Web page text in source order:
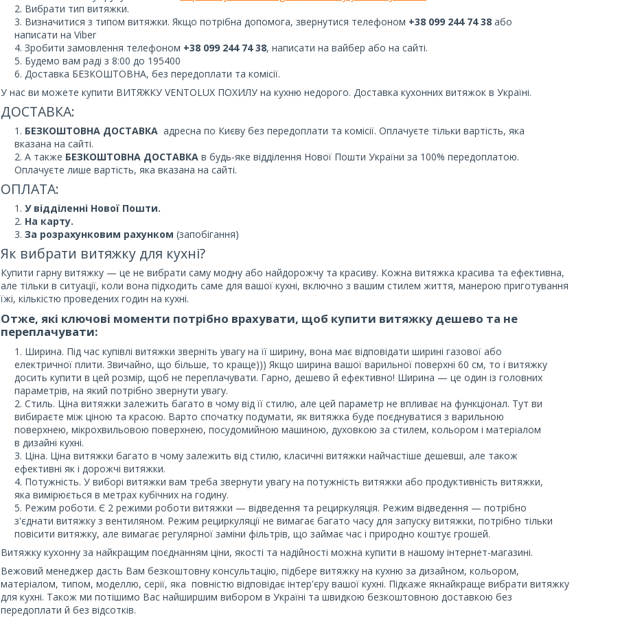
Вибрати тип витяжки.
Визначитися з типом витяжки. Якщо потрібна допомога, звернутися телефоном +38 099 244 74 38 або
написати на Viber
Зробити замовлення телефоном +38 099 244 74 38, написати на вайбер або на сайті.
Будемо вам раді з 8:00 до 195400
Доставка БЕЗКОШТОВНА, без передоплати та комісії.
У нас ви можете купити ВИТЯЖКУ VENTOLUX ПОХИЛУ на кухню недорого. Доставка кухонних витяжок в Україні.
ДОСТАВКА:
БЕЗКОШТОВНА ДОСТАВКА адресна по Києву без передоплати та комісії. Оплачуєте тільки вартість, яка
вказана на сайті.
А также БЕЗКОШТОВНА ДОСТАВКА в будь-яке відділення Нової Пошти України за 100% передоплатою.
Оплачуєте лише вартість, яка вказана на сайті.
ОПЛАТА:
У відділенні Нової Пошти.
На карту.
За розрахунковим рахунком (запобігання)
Як вибрати витяжку для кухні?
Купити гарну витяжку — це не вибрати саму модну або найдорожчу та красиву. Кожна витяжка красива та ефективна,
але тільки в ситуації, коли вона підходить саме для вашої кухні, включно з вашим стилем життя, манерою приготування
їжі, кількістю проведених годин на кухні.
Отже, які ключові моменти потрібно врахувати, щоб купити витяжку дешево та не
переплачувати:
Ширина. Під час купівлі витяжки зверніть увагу на її ширину, вона має відповідати ширині газової або
електричної плити. Звичайно, що більше, то краще))) Якщо ширина вашої варильної поверхні 60 см, то і витяжку
досить купити в цей розмір, щоб не переплачувати. Гарно, дешево й ефективно! Ширина — це один із головних
параметрів, на який потрібно звернути увагу.
Стиль. Ціна витяжки залежить багато в чому від її стилю, але цей параметр не впливає на функціонал. Тут ви
вибираєте між ціною та красою. Варто спочатку подумати, як витяжка буде поєднуватися з варильною
поверхнею, мікрохвильовою поверхнею, посудомийною машиною, духовкою за стилем, кольором і матеріалом
в дизайні кухні.
Ціна. Ціна витяжки багато в чому залежить від стилю, класичні витяжки найчастіше дешевші, але також
ефективні як і дорожчі витяжки.
Потужність. У виборі витяжки вам треба звернути увагу на потужність витяжки або продуктивність витяжки,
яка вимірюється в метрах кубічних на годину.
Режим роботи. Є 2 режими роботи витяжки — відведення та рециркуляція. Режим відведення — потрібно
з'єднати витяжку з вентиляном. Режим рециркуляції не вимагає багато часу для запуску витяжки, потрібно тільки
повісити витяжку, але вимагає регулярної заміни фільтрів, що займає час і природно коштує грошей.
Витяжку кухонну за найкращим поєднанням ціни, якості та надійності можна купити в нашому інтернет-магазині.
Вежовий менеджер дасть Вам безкоштовну консультацію, підбере витяжку на кухню за дизайном, кольором,
матеріалом, типом, моделлю, серії, яка повністю відповідає інтер'єру вашої кухні. Підкаже якнайкраще вибрати витяжку
для кухні. Також ми потішимо Вас найширшим вибором в Україні та швидкою безкоштовною доставкою без
передоплати й без відсотків.